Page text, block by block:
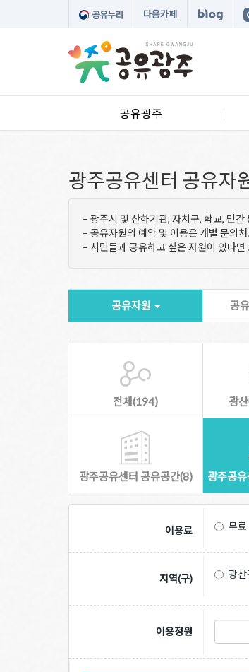
다음카페
공유광주
광주공유센터 공유자
– 광주시 및 산하기관, 자치구, 학교, 민
– 공유자원의 예약 및 이용은 개별 문의
– 시민들과 공유하고 싶은 자원이 있다
공유자원 공
전체(194) 광
광주공유센터 공유공간(8) 광주공
이용료 무료
지역(구) 광산
이용정원